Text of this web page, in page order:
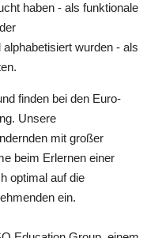
haben - als funktionale
wurden - als
finden bei den Euro-
Unsere
mit großer
beim Erlernen einer
optimal auf die
ein.